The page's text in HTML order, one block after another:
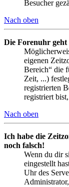
Besucher
Nach oben
Die Forenuhr geht
eigenen
Bereich“ die
Zeit, ...)
registrierten
registriert
Nach oben
Ich habe die
noch falsch!
Wenn du dir
eingestellt
Uhr des